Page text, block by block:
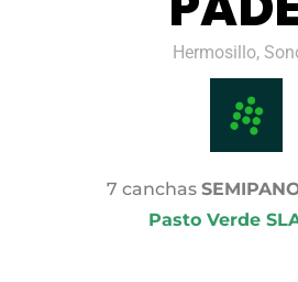
Hermosillo,
7 canchas
Pasto Verde